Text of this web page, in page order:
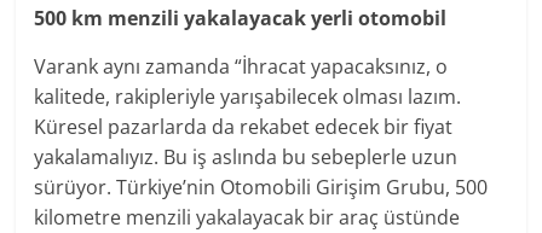
500 km menzili yakalayacak yerli otomobil
Varank aynı zamanda “İhracat yapacaksınız, o
kalitede, rakipleriyle yarışabilecek olması lazım.
Küresel pazarlarda da rekabet edecek bir fiyat
yakalamalıyız. Bu iş aslında bu sebeplerle uzun
sürüyor. Türkiye’nin Otomobili Girişim Grubu, 500
kilometre menzili yakalayacak bir araç üstünde